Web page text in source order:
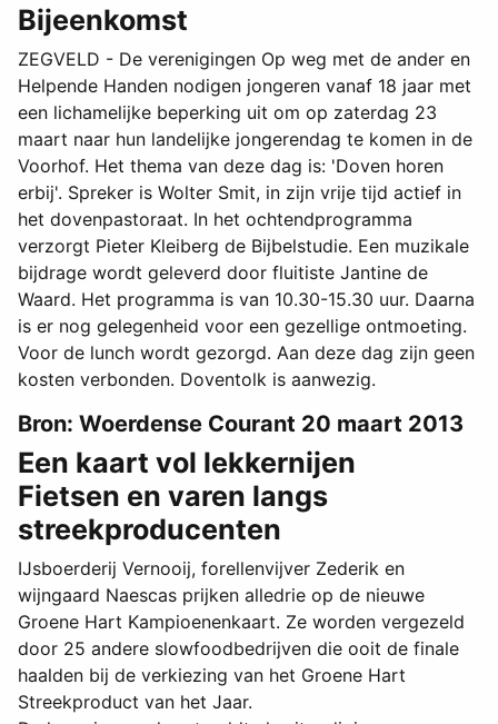
Bijeenkomst
ZEGVELD - De verenigingen Op weg met de ander en
Helpende Handen nodigen jongeren vanaf 18 jaar met
een lichamelijke beperking uit om op zaterdag 23
maart naar hun landelijke jongerendag te komen in de
Voorhof. Het thema van deze dag is: 'Doven horen
erbij'. Spreker is Wolter Smit, in zijn vrije tijd actief in
het dovenpastoraat. In het ochtendprogramma
verzorgt Pieter Kleiberg de Bijbelstudie. Een muzikale
bijdrage wordt geleverd door fluitiste Jantine de
Waard. Het programma is van 10.30-15.30 uur. Daarna
is er nog gelegenheid voor een gezellige ontmoeting.
Voor de lunch wordt gezorgd. Aan deze dag zijn geen
kosten verbonden. Doventolk is aanwezig.
Bron: Woerdense Courant 20 maart 2013
Een kaart vol lekkernijen
Fietsen en varen langs
streekproducenten
IJsboerderij Vernooij, forellenvijver Zederik en
wijngaard Naescas prijken alledrie op de nieuwe
Groene Hart Kampioenenkaart. Ze worden vergezeld
door 25 andere slowfoodbedrijven die ooit de finale
haalden bij de verkiezing van het Groene Hart
Streekproduct van het Jaar.